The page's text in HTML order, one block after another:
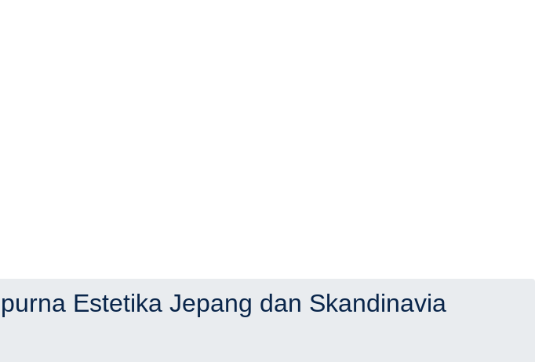
Estetika Jepang dan Skandinavia